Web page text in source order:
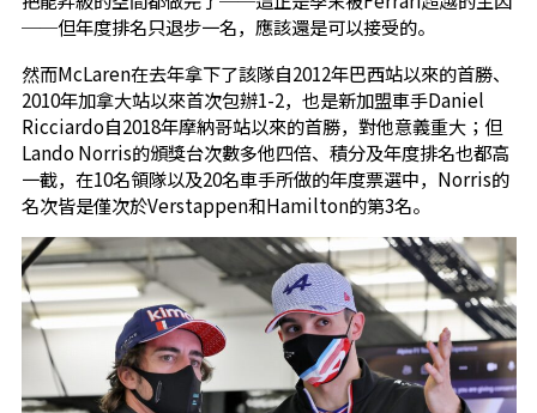
──但年度排名只退步一名，應該還是可以接受的。
然而McLaren在去年拿下了該隊自2012年巴西站以來的首勝、
2010年加拿大站以來首次包辦1-2，也是新加盟車手Daniel
Ricciardo自2018年摩納哥站以來的首勝，對他意義重大；但
Lando Norris的頒獎台次數多他四倍、積分及年度排名也都高
一截，在10名領隊以及20名車手所做的年度票選中，Norris的
名次皆是僅次於Verstappen和Hamilton的第3名。